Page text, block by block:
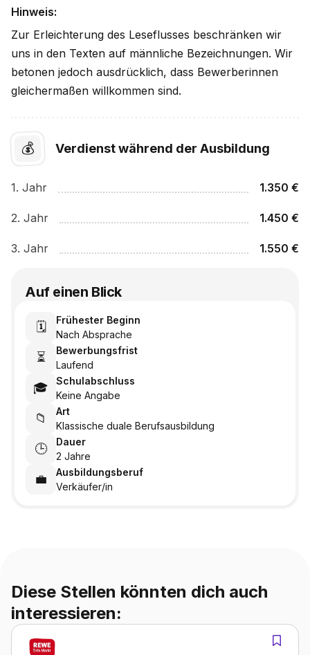
Hinweis:
Zur Erleichterung des Leseflusses beschränken wir
uns in den Texten auf männliche Bezeichnungen. Wir
betonen jedoch ausdrücklich, dass Bewerberinnen
gleichermaßen willkommen sind.
💰 Verdienst während der Ausbildung
1. Jahr 1.350 €
2. Jahr 1.450 €
3. Jahr 1.550 €
Auf einen Blick
🗓️
Frühester Beginn
Nach Absprache
⏳
Bewerbungsfrist
Laufend
🎓
Schulabschluss
Keine Angabe
📁
Art
Klassische duale Berufsausbildung
🕒
Dauer
2 Jahre
💼
Ausbildungsberuf
Verkäufer/in
Diese Stellen könnten dich auch
interessieren: